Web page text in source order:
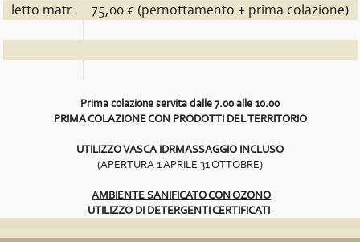
letto matr.
75,00 € (pernottamento + prima colazione)
Prima colazione servita dalle 7.00 alle 10.00
PRIMA COLAZIONE CON PRODOTTI DEL TERRITORIO
UTILIZZO VASCA IDRMASSAGGIO INCLUSO
(APERTURA 1 APRILE 31 OTTOBRE)
AMBIENTE SANIFICATO CON OZONO
UTILIZZO DI DETERGENTI CERTIFICATI